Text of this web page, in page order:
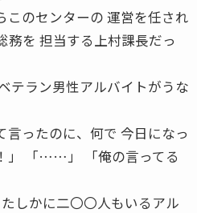
このセンターの 運営を任され
務を 担当する上村課長だっ
テラン男性アルバイトがうな
言ったのに、何で 今日になっ
」 「……」 「俺の言ってる
しかに二〇〇人もいるアル